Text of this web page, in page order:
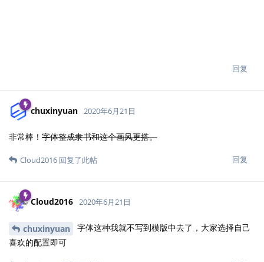
回复
chuxinyuan 2020年6月21日
非常棒！ 字体整成隶书和这个画风更搭。
回复
Cloud2016 回复了此帖
Cloud2016 2020年6月21日
chuxinyuan
字体这种我就不写到模版中去了，大家选择自己
喜欢的配置即可